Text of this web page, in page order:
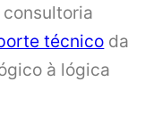
técnico da
à lógica